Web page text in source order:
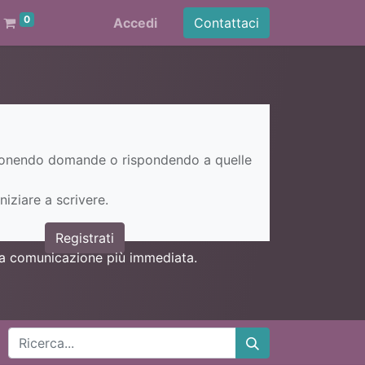
0 Accedi Contattaci
domande o rispondendo a quelle
a scrivere.
Registrati
comunicazione più immediata.